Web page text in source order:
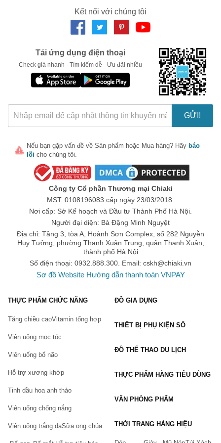
Hướng dẫn sử dụng viên uống OvaBoost for Women
- Uống 4 viên mỗi ngày chia làm 2 lần
- Ngưng dùng khi đã xác định có thai
Đối tượng phù hợp sử dụng sản phẩm
Phụ nữ hiếm muộn
Người đang gặp vấn đề về hội chứng đa nang
Phụ nữ đang muốn mang thai
Người đang trong chu kỳ rụng trứng không đều, chất lượng
Phụ nữ sau 30 muốn sinh con.
Review viên uống OvaBoost for Women có tốt không?
Dưới đây là một số đánh giá của khách hàng sau khi đã mua và
sử dụng viên uống OvaBoost for Women.
Đánh giá viên uống OvaBoost for Women từ khách hàng
Một số câu hỏi thắc mắc viên uống OvaBoost for
Women
1. Sản phẩm nên sử dụng như thế nào là đúng ?
Viên uống tăng khả năng thụ thai OvaBoost for Women được
Uống nhiều nước trong ngày và không sử dụng nữa khi đã có
thai. Nên sử dụng thường xuyên, định kỳ để mang lại hiệu quả
như ý. Nên hỏi ý kiến chuyên gia nếu bạn đang sử dụng các sản
2. Nên bảo quản sản phẩm như thế nào để không làm ảnh
hưởng đến chất lượng bên trong ?
Sản phẩm OvaBoost for Women được đựng trong lọ nhựa, nên
nhiệt cao, ánh sáng chiếu trực tiếp. Không để ở những nơi ẩm
ướt, không sử dụng tay ướt hoặc dụng cụ ướt để lấy sản phẩm,
để xa tầm tay trẻ em, đậy nắp kín ngay sau khi sử dụng. Sản
phẩm không cần bảo quản trong tủ lạnh.
Kết nối với chúng tôi
Tải ứng dụng điện thoại
Check giá nhanh - Tìm kiếm dễ - Ưu đãi nhiều
GỬI!
Nếu bạn gặp vấn đề về Sản phẩm hoặc Mua hàng? Hãy báo
lỗi cho chúng tôi.
Công ty Cổ phần Thương mại Chiaki
MST: 0108196083 cấp ngày 23/03/2018.
Nơi cấp: Sở Kế hoạch và Đầu tư Thành Phố Hà Nội.
Người đại diện: Bà Đặng Minh Nguyệt
Địa chỉ: Tầng 3, tòa A, Hoành Sơn Complex, số 282 Nguyễn
Huy Tưởng, phường Thanh Xuân Trung, quận Thanh Xuân,
thành phố Hà Nội
Số điện thoại: 0932.888.300. Email: cskh@chiaki.vn
Sơ đồ Website Hướng dẫn thanh toán VNPAY
THỰC PHẨM CHỨC NĂNG
Tăng chiều caoVitamin tổng hợp
Viên uống mọc tóc
Viên uống bổ não
Hỗ trợ xương khớp
Tinh dầu hoa anh thảo
Viên uống chống nắng
Viên uống trắng daSữa ong chúa
ĐỒ GIA DỤNG
THIẾT BỊ PHỤ KIỆN SỐ
ĐỒ THỂ THAO DU LỊCH
THỰC PHẨM HÀNG TIÊU DÙNG
VĂN PHÒNG PHẨM
THỜI TRANG HÀNG HIỆU